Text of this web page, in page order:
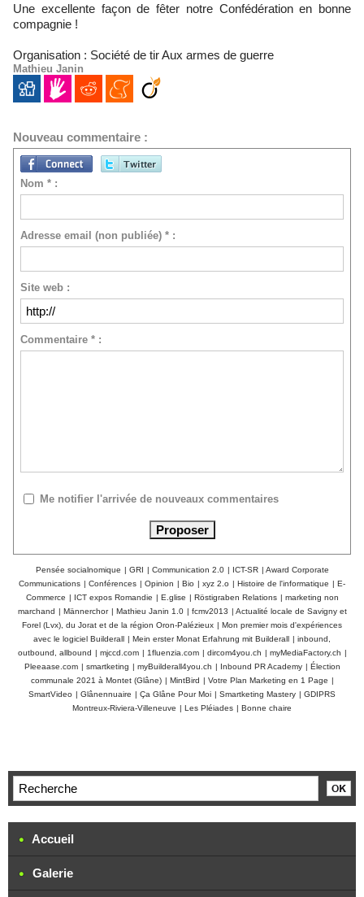
Une excellente façon de fêter notre Confédération en bonne
compagnie !
Organisation : Société de tir Aux armes de guerre
Mathieu Janin
Nouveau commentaire :
Nom * :
Adresse email (non publiée) * :
Site web :
Commentaire * :
Me notifier l'arrivée de nouveaux commentaires
Pensée socialnomique | GRI | Communication 2.0 | ICT-SR | Award Corporate
Communications | Conférences | Opinion | Bio | xyz 2.o | Histoire de l'informatique | E-
Commerce | ICT expos Romandie | E.glise | Röstigraben Relations | marketing non
marchand | Männerchor | Mathieu Janin 1.0 | fcmv2013 | Actualité locale de Savigny et
Forel (Lvx), du Jorat et de la région Oron-Palézieux | Mon premier mois d'expériences
avec le logiciel Builderall | Mein erster Monat Erfahrung mit Builderall | inbound,
outbound, allbound | mjccd.com | 1fluenzia.com | dircom4you.ch | myMediaFactory.ch |
Pleeaase.com | smartketing | myBuilderall4you.ch | Inbound PR Academy | Élection
communale 2021 à Montet (Glâne) | MintBird | Votre Plan Marketing en 1 Page |
SmartVideo | Glânennuaire | Ça Glâne Pour Moi | Smartketing Mastery | GDIPRS
Montreux-Riviera-Villeneuve | Les Pléiades | Bonne chaire
Accueil
Galerie